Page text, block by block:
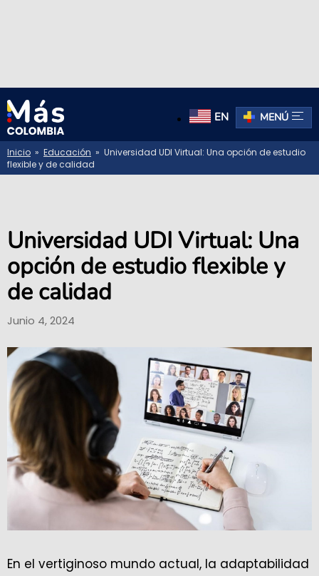
EN MENÚ
Inicio » Educación » Universidad UDI Virtual: Una opción de estudio
flexible y de calidad
Universidad UDI Virtual: Una
opción de estudio flexible y
de calidad
Junio 4, 2024
En el vertiginoso mundo actual, la adaptabilidad